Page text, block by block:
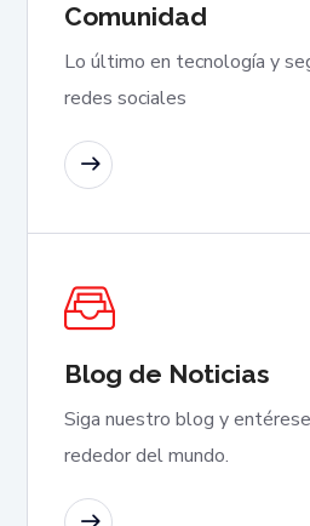
Comunidad
Lo último en tecnología y
redes sociales
Blog de Noticias
Siga nuestro blog y
rededor del mundo.